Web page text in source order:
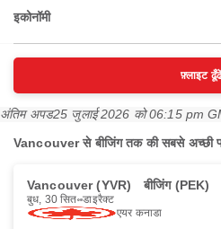
इकोनॉमी
फ़्लाइट ढूँढें
अंतिम अपड25 जुलाई 2026 को 06:15 pm
Vancouver से बीजिंग तक की सबसे अच्छी
Vancouver (YVR) बीजिंग (PEK)
बुध, 30 सित॰ डाइरैक्ट
एयर कनाडा